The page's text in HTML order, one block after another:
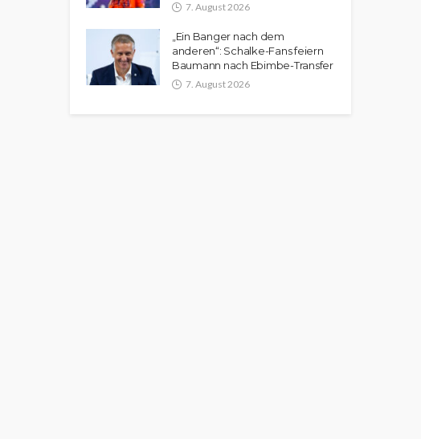
7. August 2026
„Ein Banger nach dem
anderen“: Schalke-Fans feiern
Baumann nach Ebimbe-Transfer
7. August 2026